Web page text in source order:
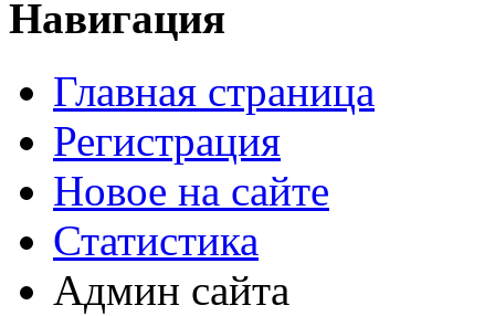
Навигация
Главная страница
Регистрация
Новое на сайте
Статистика
Админ сайта